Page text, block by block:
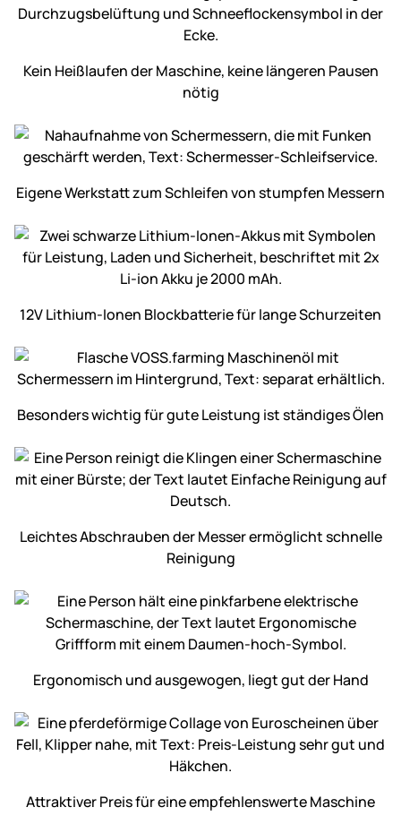
Kein Heiß­laufen der Maschine, keine längeren Pausen
nötig
Eigene Werkstatt zum Schleifen von stumpfen Messern
12V Lithium-Ionen Block­batterie für lange Schur­zeiten
Besonders wichtig für gute Leistung ist ständiges Ölen
Leichtes Abschrauben der Messer ermöglicht schnelle
Reinigung
Ergonomisch und ausgewogen, liegt gut der Hand
Attraktiver Preis für eine empfehlens­werte Maschine